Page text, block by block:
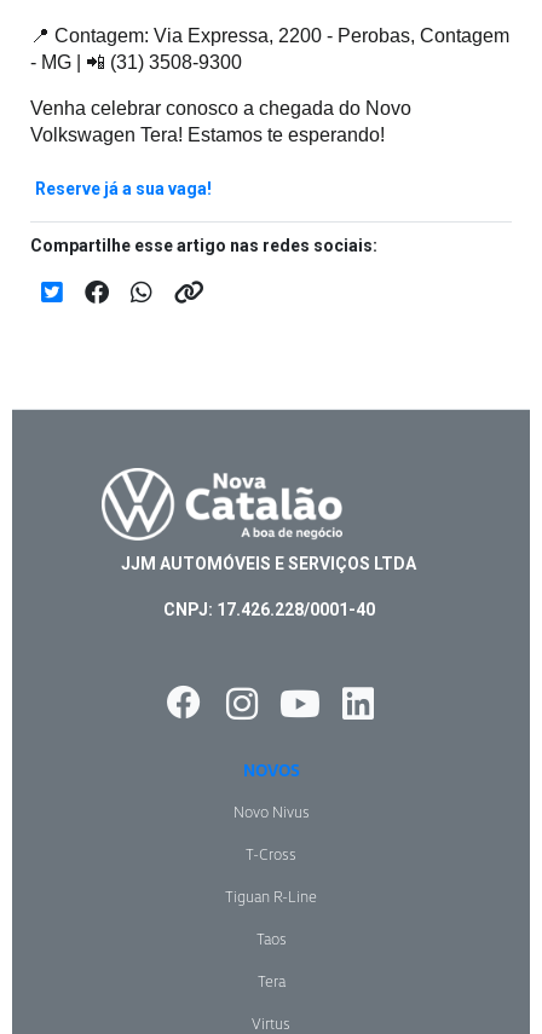
📍 Contagem: Via Expressa, 2200 - Perobas, Contagem
- MG | 📲 (31) 3508-9300
Venha celebrar conosco a chegada do Novo
Volkswagen Tera! Estamos te esperando!
Reserve já a sua vaga!
Compartilhe esse artigo nas redes sociais:
JJM AUTOMÓVEIS E SERVIÇOS LTDA
CNPJ: 17.426.228/0001-40
NOVOS
Novo Nivus
T-Cross
Tiguan R-Line
Taos
Tera
Virtus